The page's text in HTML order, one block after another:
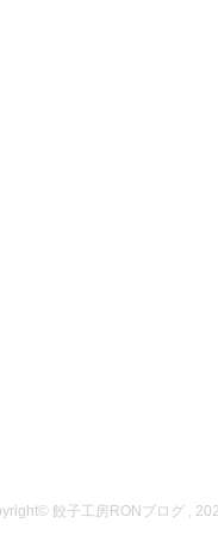
餃子工房RONブログ ,